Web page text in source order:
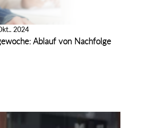
2024
Ablauf von Nachfolge